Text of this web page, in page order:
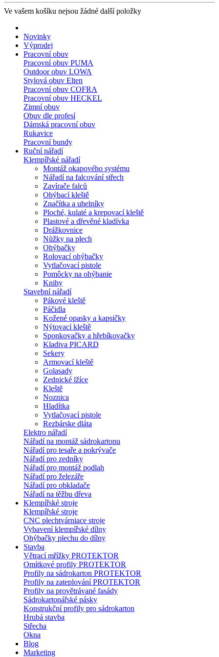
Ve vašem košíku nejsou žádné další položky
Novinky
Výprodej
Pracovní obuv
Pracovní obuv PUMA
Outdoor obuv LOWA
Stylová obuv Elten
Pracovní obuv COFRA
Pracovní obuv HECKEL
Zimní obuv
Obuv dle profesí
Dámská pracovní obuv
Rukavice
Pracovní bundy
Ruční nářadí
Klempířské nářadí
Montáž okapového systému
Nářadí na falcování střech
Zavírače falců
Ohýbací kleště
Značítka a uhelníky
Ploché, kulaté a krepovací kleště
Plastové a dřevěné kladívka
Drážkovnice
Nůžky na plech
Ohýbačky
Rolovací ohýbačky
Vytlačovací pistole
Pomôcky na ohýbanie
Knihy
Stavební nářadí
Pákové kleště
Páčidla
Kožené opasky a kapsičky
Nýtovací kleště
Sponkovačky a hřebíkovačky
Kladiva PICARD
Sekery
Armovací kleště
Golasady
Zednické lžíce
Kleště
Noznica
Hladítka
Vytlačovací pistole
Rezbárske dláta
Elektro nářadí
Nářadí na montáž sádrokartonu
Nářadí pro tesaře a pokrývače
Nářadí pro zedníky
Nářadí pro montáž podlah
Nářadí pro železáře
Nářadí pro obkladače
Nářadí na těžbu dřeva
Klempířské stroje
Klempířské stroje
CNC plechtvárniace stroje
Vybavení klempířské dílny
Ohýbačky plechu do dílny
Stavba
Větrací mřížky PROTEKTOR
Omítkové profily PROTEKTOR
Profily na sádrokarton PROTEKTOR
Profily na zateplování PROTEKTOR
Profily na provětrávané fasády
Sádrokartonářské pásky
Konstrukční profily pro sádrokarton
Hrubá stavba
Střecha
Okna
Blog
Marketing